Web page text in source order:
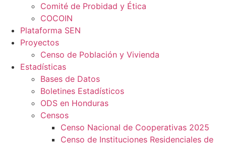
Comité de Probidad y Ética
COCOIN
Plataforma SEN
Proyectos
Censo de Población y Vivienda
Estadísticas
Bases de Datos
Boletines Estadísticos
ODS en Honduras
Censos
Censo Nacional de Cooperativas 2025
Censo de Instituciones Residenciales de